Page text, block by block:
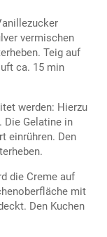
vermischen
Teig auf
ca. 15 min
werden: Hierzu
Die Gelatine in
einrühren. Den
die Creme auf
mit
Den Kuchen